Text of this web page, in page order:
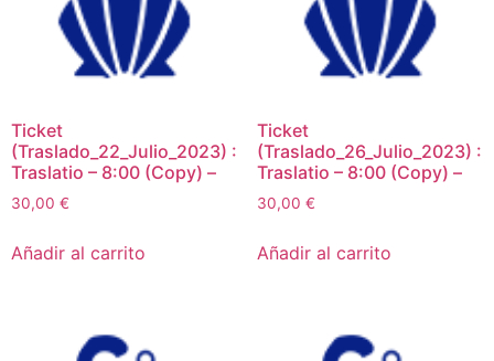
Ticket
(Traslado_22_Julio_2023) :
Traslatio – 8:00 (Copy) –
30,00 €
Añadir al carrito
Ticket
(Traslado_26_Julio_2023) :
Traslatio – 8:00 (Copy) –
30,00 €
Añadir al carrito